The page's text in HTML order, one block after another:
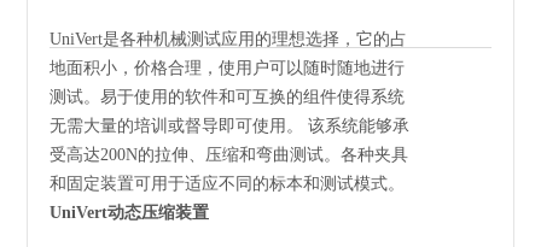
UniVert是各种机械测试应用的理想选择，它的占
地面积小，价格合理，使用户可以随时随地进行
测试。易于使用的软件和可互换的组件使得系统
无需大量的培训或督导即可使用。 该系统能够承
受高达200N的拉伸、压缩和弯曲测试。各种夹具
和固定装置可用于适应不同的标本和测试模式。
UniVert动态压缩装置